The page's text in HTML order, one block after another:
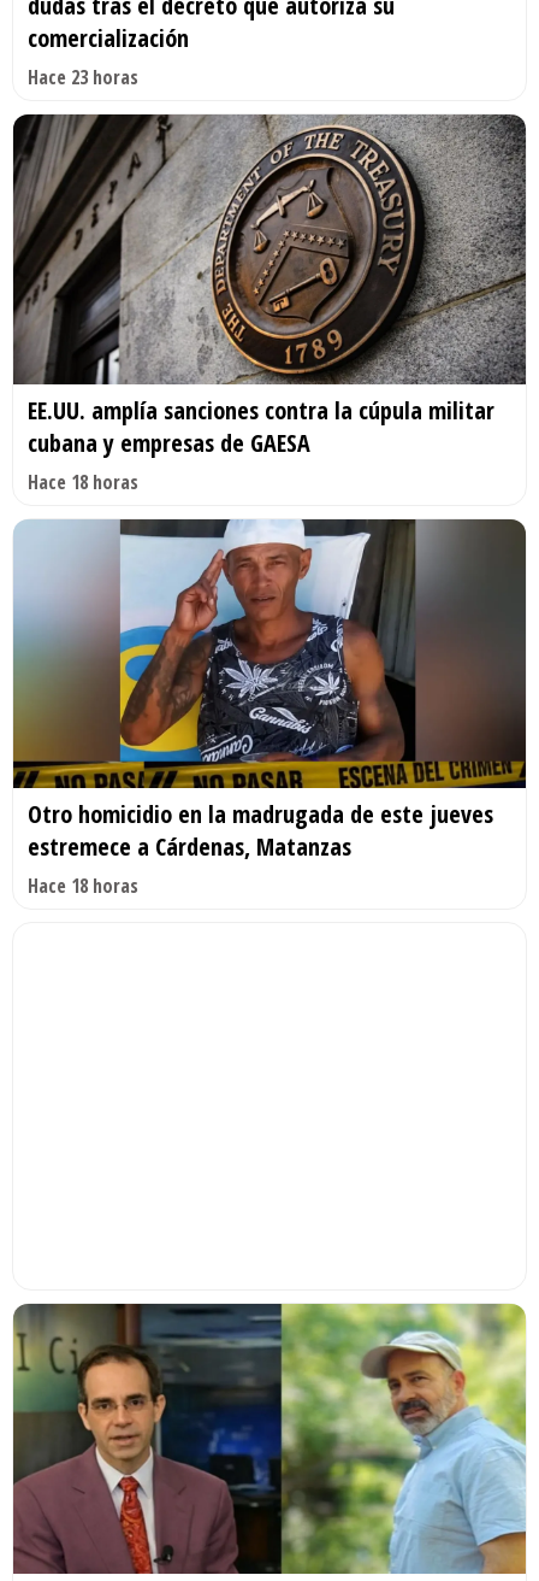
comercialización
Hace 23 horas
EE.UU. amplía sanciones contra la cúpula militar
cubana y empresas de GAESA
Hace 18 horas
Otro homicidio en la madrugada de este jueves
estremece a Cárdenas, Matanzas
Hace 18 horas